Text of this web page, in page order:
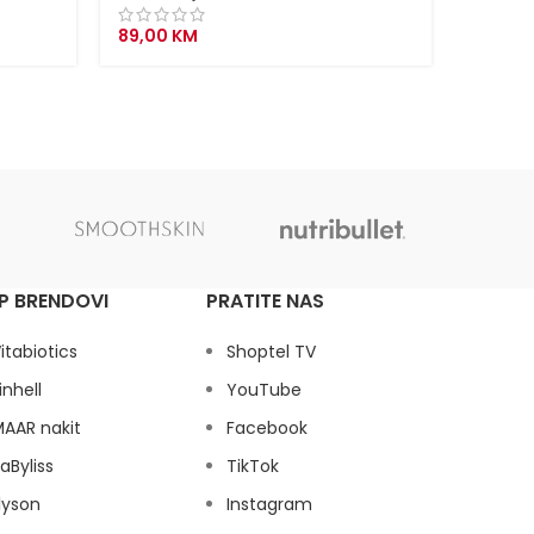
89,00 KM
BRENDOVI
nakit
PRATITE NAS
Shoptel TV
YouTube
Facebook
TikTok
Instagram